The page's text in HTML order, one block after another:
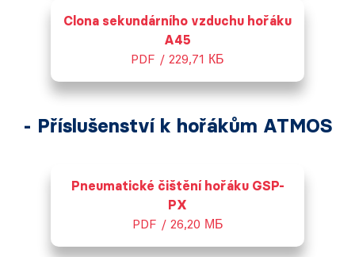
Clona sekundárního vzduchu hořáku
A45
PDF / 229,71 КБ
- Příslušenství k hořákům ATMOS
Pneumatické čištění hořáku GSP-
PX
PDF / 26,20 МБ